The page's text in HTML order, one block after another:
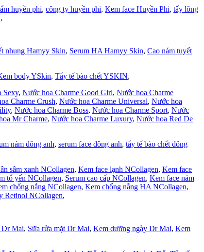
huyền phi, công ty huyền phi, Kem face Huyền Phi, tẩy lông
,
nhung Hamyy Skin, Serum HA Hamyy Skin, Cao nám tuyết
body YSkin, Tẩy tế bào chết YSKIN,
Sexy, Nước hoa Charme Good Girl, Nước hoa Charme
Charme Crush, Nước hoa Charme Universal, Nước hoa
, Nước hoa Charme Boss, Nước hoa Charme Sport, Nước
Mr Charme, Nước hoa Charme Luxury, Nước hoa Red De
nám đông anh, serum face đông anh, tẩy tế bào chết đông
sâm xanh NCollagen, Kem face lạnh NCollagen, Kem face
tổ yến NCollagen, Serum cao cấp NCollagen, Kem face nám
chống nắng NCollagen, Kem chống nắng HA NCollagen,
Retinol NCollagen,
Dr Mai, Sữa rửa mặt Dr Mai, Kem dưỡng ngày Dr Mai, Kem